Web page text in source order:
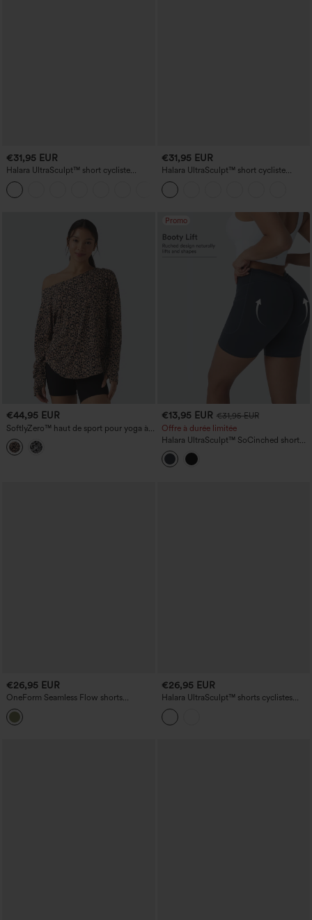
€31,95 EUR
Halara UltraSculpt™ short cycliste
d'entraînement 5'' — taille haute, effet
froncé rehaussant les fesses, maintien
du ventre (effet gainant), avec poche
€31,95 EUR
Halara UltraSculpt™ short cycliste
d'entraînement taille haute 7'' - effet
push-up pour les fesses, maintien du
ventre, sculptant avec poche
€44,95 EUR
SoftlyZero™ haut de sport pour yoga à
une épaule, imprimé léopard, manches
longues, ouverture pour le pouce, ourlet
arrondi, UPF40+
Promo
€13,95 EUR €31,95 EUR
Offre à durée limitée
Halara UltraSculpt™ SoCinched short
de yoga/cyclisme 5'' avec poches —
taille haute, gainant le ventre,
rehaussant les fessiers et effet froncé
€26,95 EUR
OneForm Seamless Flow shorts
cyclistes de yoga taille haute sans
coutures 4''
€26,95 EUR
Halara UltraSculpt™ shorts cyclistes
décontractés taille haute 5'' avec poches